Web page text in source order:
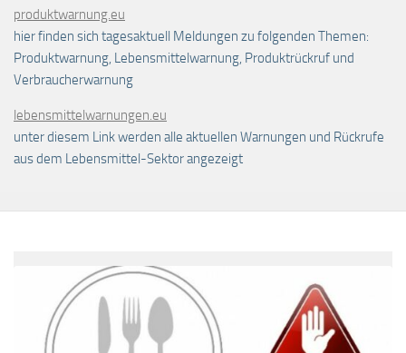
produktwarnung.eu
hier finden sich tagesaktuell Meldungen zu folgenden Themen:
Produktwarnung, Lebensmittelwarnung, Produktrückruf und
Verbraucherwarnung
lebensmittelwarnungen.eu
unter diesem Link werden alle aktuellen Warnungen und Rückrufe
aus dem Lebensmittel-Sektor angezeigt